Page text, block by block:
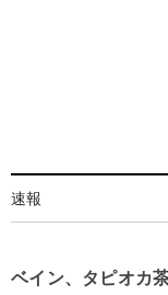
速報
ベイン、タピオカ